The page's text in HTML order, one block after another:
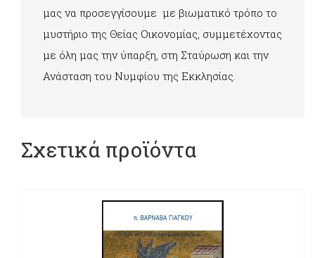
μας να προσεγγίσουμε με βιωματικό τρόπο το
μυστήριο της Θείας Οικονομίας, συμμετέχοντας
με όλη μας την ύπαρξη, στη Σταύρωση και την
Ανάσταση του Νυμφίου της Εκκλησίας.
Σχετικά προϊόντα